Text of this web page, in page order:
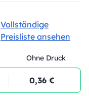
Vollständige
Preisliste ansehen
Ohne Druck
0,36 €